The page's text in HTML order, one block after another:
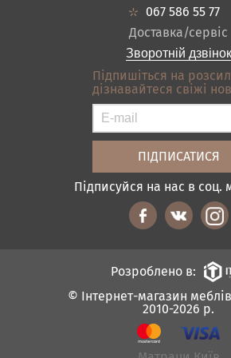
Ванна
Акціі
Кредит
Оплата і доставка
Відгуки
Контакти
Карта сайту
Умови покупки
067 586 55 77
Доставка/сервіс
Зворотній дзвінок
Підпишіться на
дізнавайтеся свіжі
Підписуйся на нас в соц.
© Інтернет-магазин
2010-2026 р.
Розроблено в: